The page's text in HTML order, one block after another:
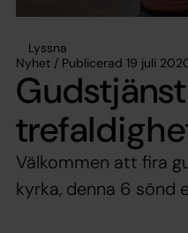
Lyssna
Nyhet / Publicerad 19 juli
Välkommen att fira
kyrka, denna 6 sönd